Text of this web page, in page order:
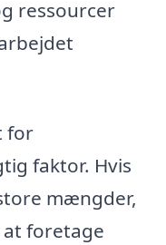
ressourcer
for
faktor. Hvis
mængder,
foretage